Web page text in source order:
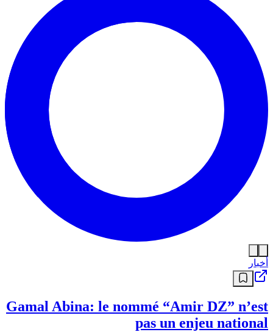
أخبار
Gamal Abina: le nommé “Amir DZ” n’est
pas un enjeu national